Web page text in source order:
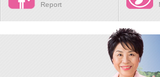
Report